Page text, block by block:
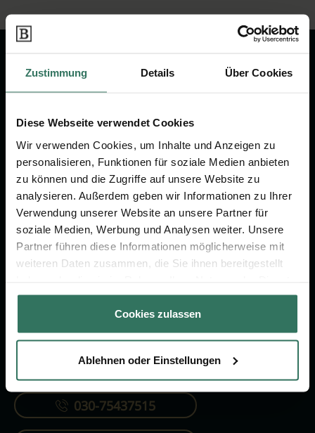
Zustimmung Details Über Cookies
Diese Webseite verwendet Cookies
Wir verwenden Cookies, um Inhalte und Anzeigen zu
personalisieren, Funktionen für soziale Medien anbieten
zu können und die Zugriffe auf unsere Website zu
analysieren. Außerdem geben wir Informationen zu Ihrer
Verwendung unserer Website an unsere Partner für
soziale Medien, Werbung und Analysen weiter. Unsere
Partner führen diese Informationen möglicherweise mit
weiteren Daten zusammen, die Sie ihnen bereitgestellt
gesammelt haben.
Cookies zulassen
Ablehnen oder Einstellungen
Wir sind Ihr Ansprechpartner rund
um das Thema Bestattung &
Jetzt beraten lassen
FÜR SIE
Vergleich
FÜR BESTATTER
Online-Portal
030-75437515